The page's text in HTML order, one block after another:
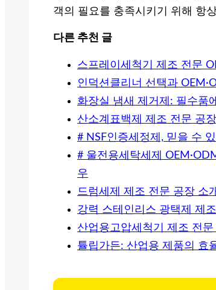
객의 필요를 충족시키기 위해 항
다른 추천 글
스프레이세척기 제조 전문
인덕션클리너 선택과
화장실 냄새 제거제: 필수품
산소계표백제 제조 전문 공
# NSF인증세정제, 믿을 수
# 울전용세탁세제
우
드럼세제 제조 전문 공장 소
강력 스테인리스 광택제 제
산업용고압세척기 제조 전문
튤립가든: 산업용 제품의 효